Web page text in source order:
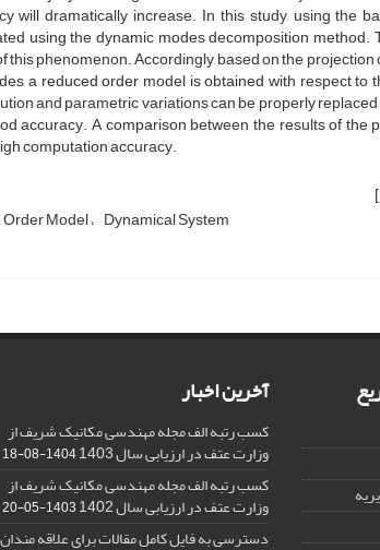
will dramatically increase. In this study, using the
using the dynamic modes decomposition method.
phenomenon. Accordingly, based on the
a reduced order model is obtained with respect to
and parametric variations can be properly
accuracy. A comparison between the results of the
computation accuracy.
Model Dynamical System
آخرین اخبار
کسب رتبه الف مجله مهندسی مکانیک شریف از
وزارت عتف در ارزیابی سال 1403 1404-08-18
کسب رتبه الف مجله مهندسی مکانیک شریف از
وزارت عتف در ارزیابی سال 1402 1403-05-20
دسترسی به فایل کامل مقالات برای علاقه مندان